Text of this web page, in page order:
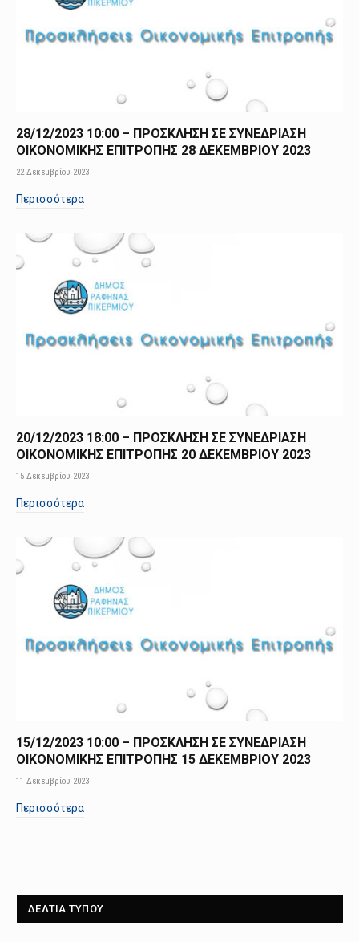
28/12/2023 10:00 – ΠΡΟΣΚΛΗΣΗ ΣΕ ΣΥΝΕΔΡΙΑΣΗ
ΟΙΚΟΝΟΜΙΚΗΣ ΕΠΙΤΡΟΠΗΣ 28 ΔΕΚΕΜΒΡΙΟΥ 2023
22 Δεκεμβρίου 2023
Περισσότερα
20/12/2023 18:00 – ΠΡΟΣΚΛΗΣΗ ΣΕ ΣΥΝΕΔΡΙΑΣΗ
ΟΙΚΟΝΟΜΙΚΗΣ ΕΠΙΤΡΟΠΗΣ 20 ΔΕΚΕΜΒΡΙΟΥ 2023
15 Δεκεμβρίου 2023
Περισσότερα
15/12/2023 10:00 – ΠΡΟΣΚΛΗΣΗ ΣΕ ΣΥΝΕΔΡΙΑΣΗ
ΟΙΚΟΝΟΜΙΚΗΣ ΕΠΙΤΡΟΠΗΣ 15 ΔΕΚΕΜΒΡΙΟΥ 2023
11 Δεκεμβρίου 2023
Περισσότερα
ΔΕΛΤΙΑ ΤΥΠΟΥ